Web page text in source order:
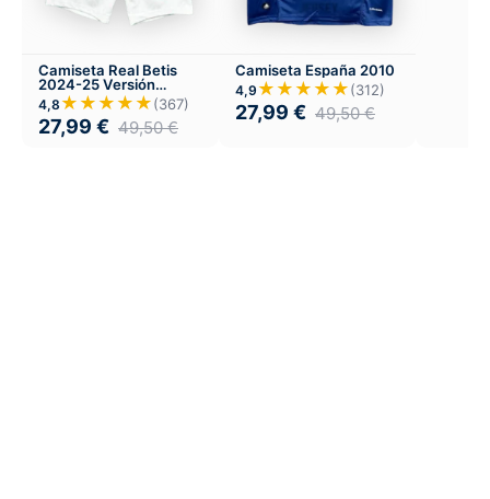
Camiseta Real Betis
2024-25 Versión
Infantil Local
4,8 ★★★★★(367)
27,99 € 49,50€
Camiseta España 2010
4,9 ★★★★★(312)
27,99 € 49,50€